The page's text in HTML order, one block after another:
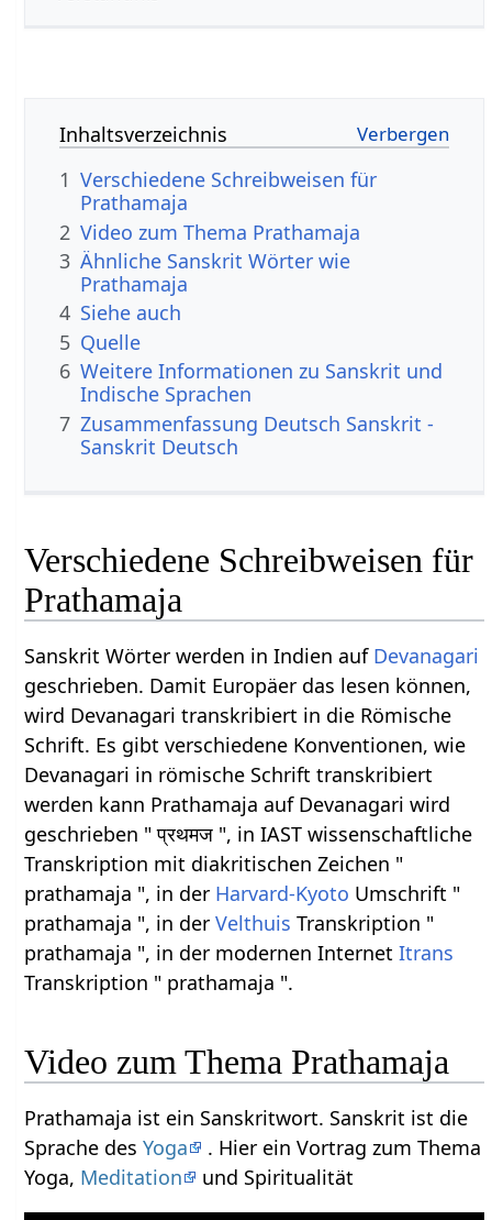
Inhaltsverzeichnis
1 Verschiedene Schreibweisen für
Prathamaja
2 Video zum Thema Prathamaja
3 Ähnliche Sanskrit Wörter wie
Prathamaja
4 Siehe auch
5 Quelle
6 Weitere Informationen zu Sanskrit und
Indische Sprachen
7 Zusammenfassung Deutsch Sanskrit -
Sanskrit Deutsch
Verschiedene Schreibweisen für
Prathamaja
Sanskrit Wörter werden in Indien auf Devanagari
geschrieben. Damit Europäer das lesen können,
wird Devanagari transkribiert in die Römische
Schrift. Es gibt verschiedene Konventionen, wie
Devanagari in römische Schrift transkribiert
werden kann Prathamaja auf Devanagari wird
geschrieben " प्रथमज ", in IAST wissenschaftliche
Transkription mit diakritischen Zeichen "
prathamaja ", in der Harvard-Kyoto Umschrift "
prathamaja ", in derVelthuis Transkription "
prathamaja ", in der modernen InternetItrans
Transkription " prathamaja ".
Video zum Thema Prathamaja
Prathamaja ist ein Sanskritwort. Sanskrit ist die
Sprache desYoga
. Hier ein Vortrag zum Thema
Yoga, Meditation und Spiritualität